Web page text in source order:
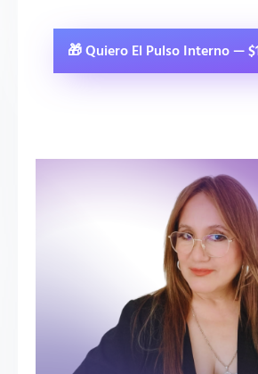
🎁 Quiero El Pulso Interno —